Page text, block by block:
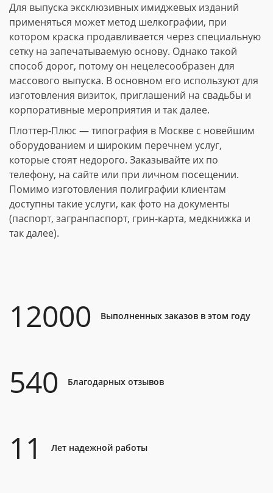
Для выпуска эксклюзивных имиджевых изданий
применяться может метод шелкографии, при
котором краска продавливается через специальную
сетку на запечатываемую основу. Однако такой
способ дорог, потому он нецелесообразен для
массового выпуска. В основном его используют для
изготовления визиток, приглашений на свадьбы и
корпоративные мероприятия и так далее.
Плоттер-Плюс — типография в Москве с новейшим
оборудованием и широким перечнем услуг,
которые стоят недорого. Заказывайте их по
телефону, на сайте или при личном посещении.
Помимо изготовления полиграфии клиентам
доступны такие услуги, как фото на документы
(паспорт, загранпаспорт, грин-карта, медкнижка и
так далее).
12000 Выполненных заказов в этом году
540 Благодарных отзывов
11 Лет надежной работы